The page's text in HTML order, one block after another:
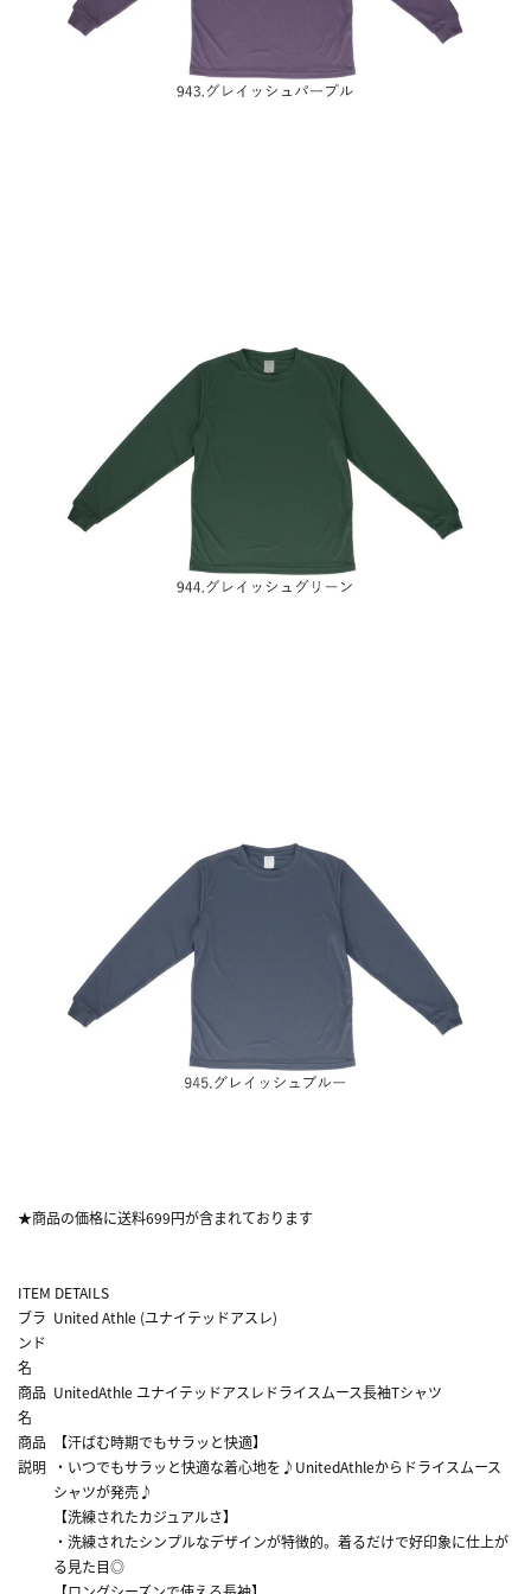
★商品の価格に送料699円が含まれております
ITEM DETAILS
ブラ
ンド
名
United Athle (ユナイテッドアスレ)
商品
名
UnitedAthle ユナイテッドアスレドライスムース長袖Tシャツ
商品
説明
【汗ばむ時期でもサラッと快適】
・いつでもサラッと快適な着心地を♪UnitedAthleからドライスムース
シャツが発売♪
【洗練されたカジュアルさ】
・洗練されたシンプルなデザインが特徴的。着るだけで好印象に仕上が
る見た目◎